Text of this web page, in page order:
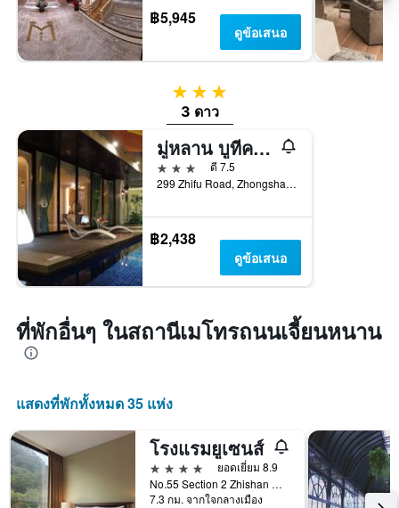
฿5,945
ดูข้อเสนอ
3 ดาว
3 ดาว
มู่หลาน บูทีค โฮเต็ล - ไทเป ต้าจื้อ บรานช์
3 ดาว
ดี 7.5
299 Zhifu Road, Zhongshan District, ไทเป, ไต้หวัน
฿2,438
ดูข้อเสนอ
ที่พักอื่นๆ ในสถานีเมโทรถนนเจี้ยนหนาน
แสดงที่พักทั้งหมด 35 แห่ง
โรงแรมยูเซนส์
4 ดาว
ยอดเยี่ยม 8.9
No.55 Section 2 Zhishan Road, ไทเป, ไต้หวัน
7.3 กม. จากใจกลางเมือง